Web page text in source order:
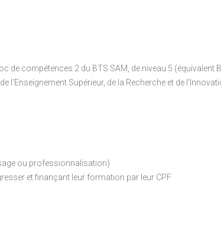
de compétences 2 du BTS SAM, de niveau 5 (équivalent
Supérieur, de la Recherche et de
ou professionnalisation)
et finançant leur formation par leur CPF